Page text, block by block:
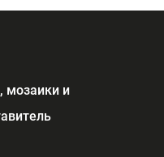
мозаики и